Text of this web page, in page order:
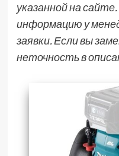
указанной на
информацию у
заявки. Если вы
неточность в